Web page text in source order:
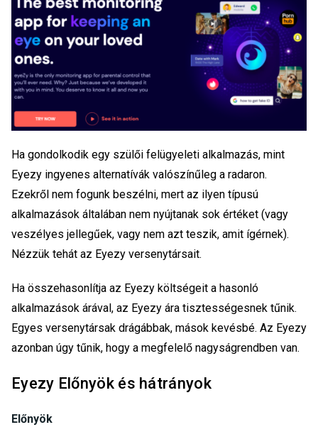
Ha gondolkodik egy szülői felügyeleti alkalmazás, mint
Eyezy ingyenes alternatívák valószínűleg a radaron.
Ezekről nem fogunk beszélni, mert az ilyen típusú
alkalmazások általában nem nyújtanak sok értéket (vagy
veszélyes jellegűek, vagy nem azt teszik, amit ígérnek).
Nézzük tehát az Eyezy versenytársait.
Ha összehasonlítja az Eyezy költségeit a hasonló
alkalmazások árával, az Eyezy ára tisztességesnek tűnik.
Egyes versenytársak drágábbak, mások kevésbé. Az Eyezy
azonban úgy tűnik, hogy a megfelelő nagyságrendben van.
Eyezy Előnyök és hátrányok
Előnyök